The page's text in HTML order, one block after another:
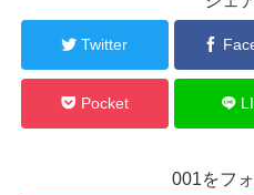
Twitter
Pocket
001をフ